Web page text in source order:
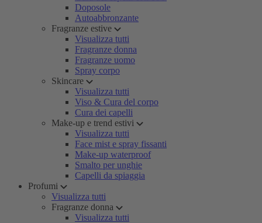
Doposole
Autoabbronzante
Fragranze estive
Visualizza tutti
Fragranze donna
Fragranze uomo
Spray corpo
Skincare
Visualizza tutti
Viso & Cura del corpo
Cura dei capelli
Make-up e trend estivi
Visualizza tutti
Face mist e spray fissanti
Make-up waterproof
Smalto per unghie
Capelli da spiaggia
Profumi
Visualizza tutti
Fragranze donna
Visualizza tutti